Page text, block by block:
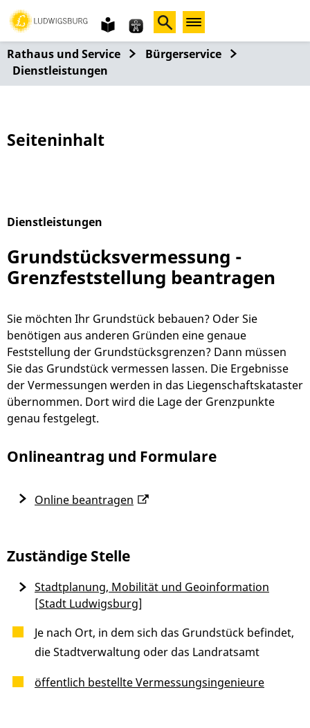
Gebärdensprache
leichte
Sprache
Rathaus und Service
Bürgerservice
Dienstleistungen
Seiteninhalt
Dienstleistungen
Grundstücksvermessung -
Grenzfeststellung beantragen
Sie möchten Ihr Grundstück bebauen? Oder Sie
benötigen aus anderen Gründen eine genaue
Feststellung der Grundstücksgrenzen? Dann müssen
Sie das Grundstück vermessen lassen. Die Ergebnisse
der Vermessungen werden in das Liegenschaftskataster
übernommen. Dort wird die Lage der Grenzpunkte
genau festgelegt.
Onlineantrag und Formulare
Online beantragen
Zuständige Stelle
Je nach Ort, in dem sich das Grundstück befindet,
die Stadtverwaltung oder das Landratsamt
öffentlich bestellte Vermessungsingenieure
Stadtplanung, Mobilität und Geoinformation
[Stadt Ludwigsburg]